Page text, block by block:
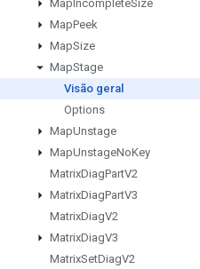
MapIncompleteSize
MapPeek
MapSize
MapStage
Visão geral
Options
MapUnstage
MapUnstageNoKey
MatrixDiagPartV2
MatrixDiagPartV3
MatrixDiagV2
MatrixDiagV3
MatrixSetDiagV2